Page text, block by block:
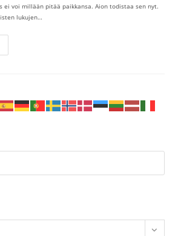
ei voi millään pitää paikkansa. Aion todistaa sen nyt.
lukujen…